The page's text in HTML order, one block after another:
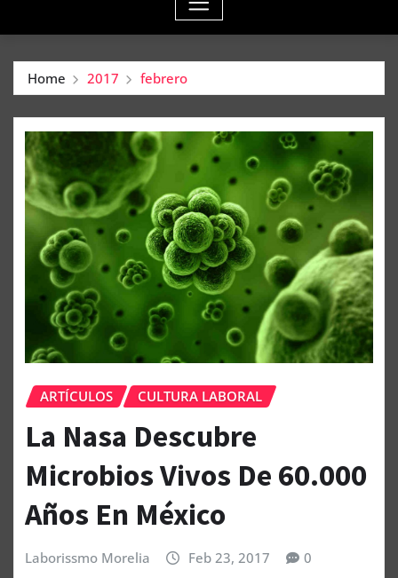
Home 2017 febrero
ARTÍCULOS CULTURA LABORAL
La Nasa Descubre
Microbios Vivos De 60.000
Años En México
Laborissmo Morelia Feb 23, 2017 0